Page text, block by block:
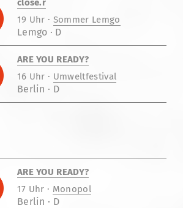
close.r
19 Uhr · Sommer Lemgo
Lemgo · D
ARE YOU READY?
16 Uhr · Umweltfestival
Berlin · D
ARE YOU READY?
17 Uhr · Monopol
Berlin · D